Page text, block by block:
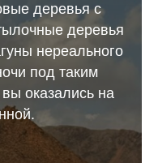
деревья с
деревья
нереального
под таким
оказались на